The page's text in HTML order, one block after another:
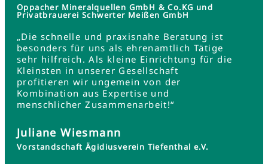
Oppacher Mineralquellen GmbH & Co.KG und
Privatbrauerei Schwerter Meißen GmbH
„Die schnelle und praxisnahe Beratung ist
besonders für uns als ehrenamtlich Tätige
sehr hilfreich. Als kleine Einrichtung für die
Kleinsten in unserer Gesellschaft
profitieren wir ungemein von der
Kombination aus Expertise und
menschlicher Zusammenarbeit!“
Juliane Wiesmann
Vorstandschaft Ägidiusverein Tiefenthal e.V.